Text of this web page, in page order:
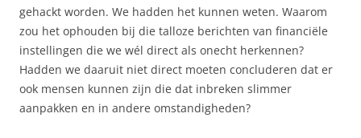
gehackt worden. We hadden het kunnen weten. Waarom
zou het ophouden bij die talloze berichten van financiële
instellingen die we wél direct als onecht herkennen?
Hadden we daaruit niet direct moeten concluderen dat er
ook mensen kunnen zijn die dat inbreken slimmer
aanpakken en in andere omstandigheden?